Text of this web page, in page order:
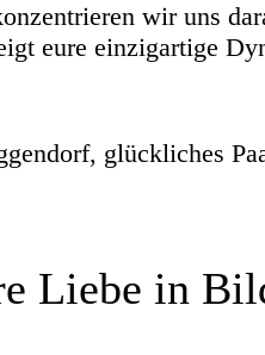
wir uns
eure einzigartige
Liebe in